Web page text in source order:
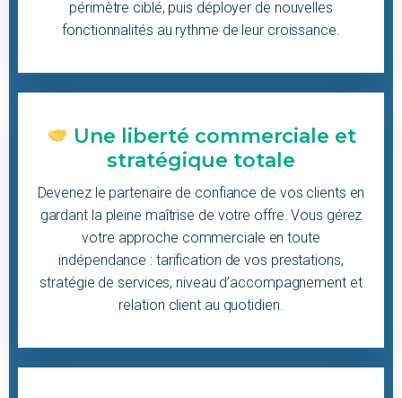
périmètre ciblé, puis déployer de nouvelles
fonctionnalités au rythme de leur croissance.
Une liberté commerciale et
stratégique totale
Devenez le partenaire de confiance de vos clients en
gardant la pleine maîtrise de votre offre. Vous gérez
votre approche commerciale en toute
indépendance : tarification de vos prestations,
stratégie de services, niveau d’accompagnement et
relation client au quotidien.